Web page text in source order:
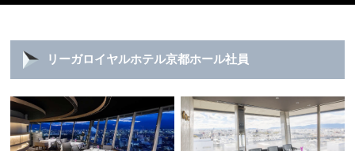
リーガロイヤルホテル京都ホール社員